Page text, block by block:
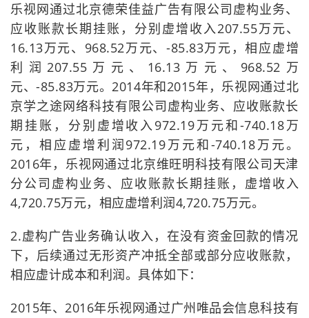
乐视网通过北京德荣佳益广告有限公司虚构业务、
应收账款长期挂账，分别虚增收入207.55万元、
16.13万元、968.52万元、-85.83万元，相应虚增
利润207.55万元、16.13万元、968.52万
元、-85.83万元。2014年和2015年，乐视网通过北
京学之途网络科技有限公司虚构业务、应收账款长
期挂账，分别虚增收入972.19万元和-740.18万
元，相应虚增利润972.19万元和-740.18万元。
2016年，乐视网通过北京维旺明科技有限公司天津
分公司虚构业务、应收账款长期挂账，虚增收入
4,720.75万元，相应虚增利润4,720.75万元。
2.虚构广告业务确认收入，在没有资金回款的情况
下，后续通过无形资产冲抵全部或部分应收账款，
相应虚计成本和利润。具体如下：
2015年、2016年乐视网通过广州唯品会信息科技有